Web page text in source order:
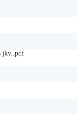
jkv..pdf